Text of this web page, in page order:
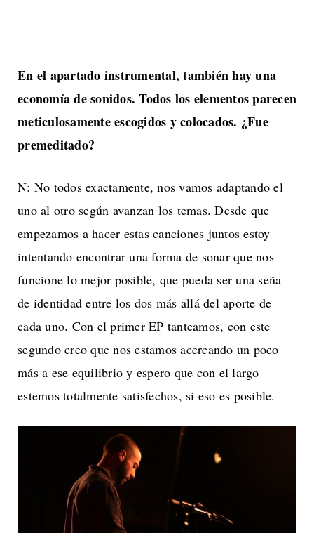
En el apartado instrumental, también hay una
economía de sonidos. Todos los elementos parecen
meticulosamente escogidos y colocados. ¿Fue
premeditado?
N: No todos exactamente, nos vamos adaptando el
uno al otro según avanzan los temas. Desde que
empezamos a hacer estas canciones juntos estoy
intentando encontrar una forma de sonar que nos
funcione lo mejor posible, que pueda ser una seña
de identidad entre los dos más allá del aporte de
cada uno. Con el primer EP tanteamos, con este
segundo creo que nos estamos acercando un poco
más a ese equilibrio y espero que con el largo
estemos totalmente satisfechos, si eso es posible.